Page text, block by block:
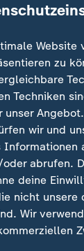
tausende
im
Website
zu
Techniken
wir und
Informationen
abrufen.
deine
nicht unsere
Wir